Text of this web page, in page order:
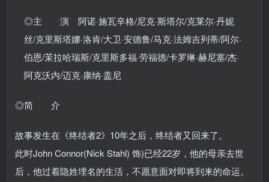
◎主 演 阿诺·施瓦辛格/尼克·斯塔尔/克莱尔·丹妮
丝/克里斯塔娜·洛肯/大卫·安德鲁/马克·法姆吉列蒂/阿尔·
伯恩/茉拉哈瑞斯/克里斯多福·劳福德/卡罗琳·赫尼塞/杰·
阿克沃内/迈克·康纳·盖尼
◎简 介
故事发生在《终结者2》10年之后，终结者又回来了。
此时John Connor(Nick Stahl) 饰)已经22岁，他的母亲去世
后，他过着隐姓埋名的生活，不愿意面对即将到来的命运。